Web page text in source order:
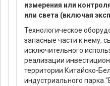
измерения или
или света (включая
Технологическое
запасные части к нему,
исключительного
реализации
территории Китайско-
индустриального парка